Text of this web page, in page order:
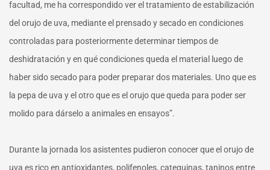
facultad, me ha correspondido ver el tratamiento de estabilización
del orujo de uva, mediante el prensado y secado en condiciones
controladas para posteriormente determinar tiempos de
deshidratación y en qué condiciones queda el material luego de
haber sido secado para poder preparar dos materiales. Uno que es
la pepa de uva y el otro que es el orujo que queda para poder ser
molido para dárselo a animales en ensayos”.
Durante la jornada los asistentes pudieron conocer que el orujo de
uva es rico en antioxidantes, polifenoles, catequinas, taninos entre